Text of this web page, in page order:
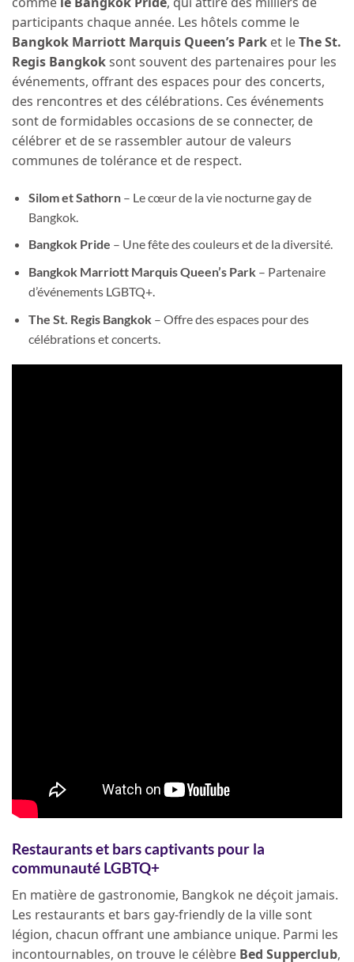
participants chaque année. Les hôtels comme le
Bangkok Marriott Marquis Queen’s Park et leThe St.
Regis Bangkoksont souvent des partenaires pour les
événements, offrant des espaces pour des concerts,
des rencontres et des célébrations. Ces événements
sont de formidables occasions de se connecter, de
célébrer et de se rassembler autour de valeurs
communes de tolérance et de respect.
Silom et Sathorn– Le cœur de la vie nocturne gay de
Bangkok.
Bangkok Pride – Une fête des couleurs et de la diversité.
Bangkok Marriott Marquis Queen’s Park– Partenaire
d’événements LGBTQ+.
The St. Regis Bangkok– Offre des espaces pour des
célébrations et concerts.
Restaurants et bars captivants pour la
communauté LGBTQ+
En matière de gastronomie, Bangkok ne déçoit jamais.
Les restaurants et bars gay-friendly de la ville sont
légion, chacun offrant une ambiance unique. Parmi les
incontournables, on trouve le célèbre Bed Supperclub,